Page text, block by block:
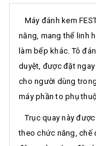
Máy đánh kem
năng, mang thể linh
làm bếp khác. Tô
duyệt, được đặt
cho người dùng
máy phần to phụ
Trục quay này
theo chức năng, chế